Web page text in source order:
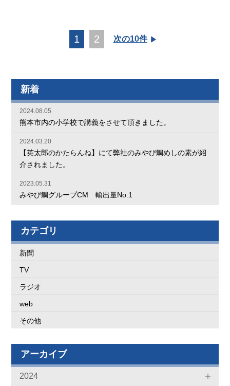
1 2 次の10件
新着
2024.08.05
熊本市内の小学校で講義をさせて頂きました。
2024.03.20
【英太郎のかたらんね】にて弊社のみやび鯛めしの素が紹
介されました。
2023.05.31
みやび鯛グループCM 輸出量No.1
カテゴリ
新聞
TV
ラジオ
web
その他
アーカイブ
2024